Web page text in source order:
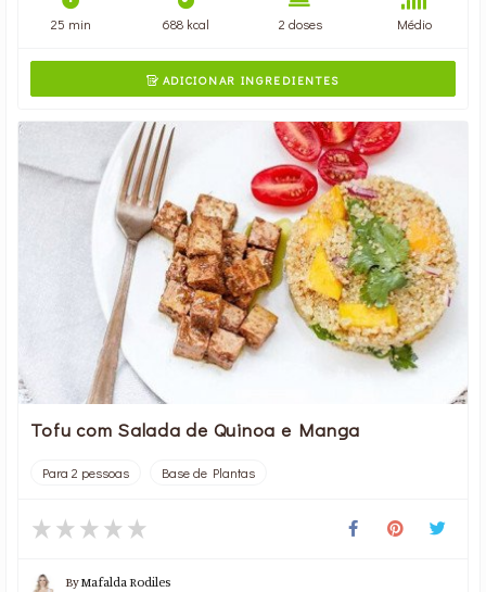
25 min 688 kcal 2 doses Médio
ADICIONAR INGREDIENTES
Tofu com Salada de Quinoa e Manga
Para 2 pessoas Base de Plantas
ByMafalda Rodiles